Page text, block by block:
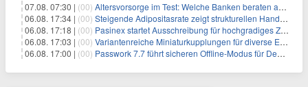
07.08. 07:30 | (00) Altersvorsorge im Test: Welche Banken beraten am besten?
06.08. 17:34 | (00) Steigende Adipositasrate zeigt strukturellen Handlungsbedarf bei der Ernährung schulpflichtiger Kinder
06.08. 17:18 | (00) Pasinex startet Ausschreibung für hochgradiges Zinksulfidkonzentrat mit Germanium- und Silbergehalten und stellt ein Betriebsupdate bereit
06.08. 17:03 | (00) Variantenreiche Miniaturkupplungen für diverse Einsatzbereiche
06.08. 17:00 | (00) Passwork 7.7 führt sicheren Offline-Modus für Desktop- und Mobile-Apps ein